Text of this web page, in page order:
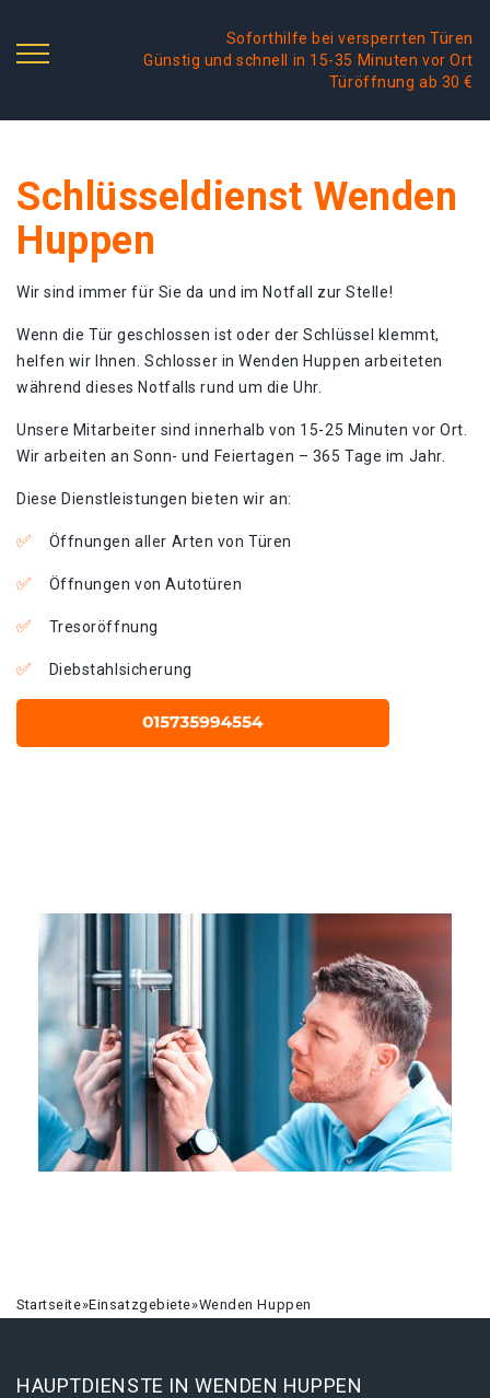
Soforthilfe bei versperrten Türen
Günstig und schnell in 15-35 Minuten vor Ort
Türöffnung ab 30 €
Schlüsseldienst Wenden
Huppen
Wir sind immer für Sie da und im Notfall zur Stelle!
Wenn die Tür geschlossen ist oder der Schlüssel klemmt,
helfen wir Ihnen. Schlosser in Wenden Huppen arbeiteten
während dieses Notfalls rund um die Uhr.
Unsere Mitarbeiter sind innerhalb von 15-25 Minuten vor Ort.
Wir arbeiten an Sonn- und Feiertagen – 365 Tage im Jahr.
Diese Dienstleistungen bieten wir an:
Öffnungen aller Arten von Türen
Öffnungen von Autotüren
Tresoröffnung
Diebstahlsicherung
Startseite»Einsatzgebiete»Wenden Huppen
HAUPTDIENSTE IN WENDEN HUPPEN